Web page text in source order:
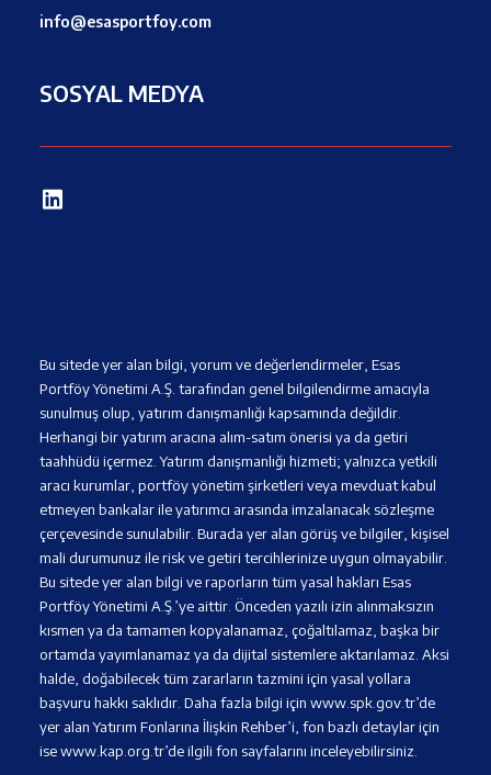
info@esasportfoy.com
SOSYAL MEDYA
Bu sitede yer alan bilgi, yorum ve değerlendirmeler, Esas
Portföy Yönetimi A.Ş. tarafından genel bilgilendirme amacıyla
sunulmuş olup, yatırım danışmanlığı kapsamında değildir.
Herhangi bir yatırım aracına alım-satım önerisi ya da getiri
taahhüdü içermez. Yatırım danışmanlığı hizmeti; yalnızca yetkili
aracı kurumlar, portföy yönetim şirketleri veya mevduat kabul
etmeyen bankalar ile yatırımcı arasında imzalanacak sözleşme
çerçevesinde sunulabilir. Burada yer alan görüş ve bilgiler, kişisel
mali durumunuz ile risk ve getiri tercihlerinize uygun olmayabilir.
Bu sitede yer alan bilgi ve raporların tüm yasal hakları Esas
Portföy Yönetimi A.Ş.’ye aittir. Önceden yazılı izin alınmaksızın
kısmen ya da tamamen kopyalanamaz, çoğaltılamaz, başka bir
ortamda yayımlanamaz ya da dijital sistemlere aktarılamaz. Aksi
halde, doğabilecek tüm zararların tazmini için yasal yollara
başvuru hakkı saklıdır. Daha fazla bilgi için www.spk.gov.tr’de
yer alan Yatırım Fonlarına İlişkin Rehber’i, fon bazlı detaylar için
ise www.kap.org.tr’de ilgili fon sayfalarını inceleyebilirsiniz.